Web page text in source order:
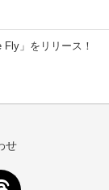
」をリリース！
せ